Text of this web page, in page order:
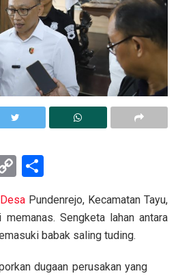
C
py
Li
ar
e
Desa Pundenrejo, Kecamatan Tayu,
memanas. Sengketa lahan antara
babak saling tuding.
dugaan perusakan yang